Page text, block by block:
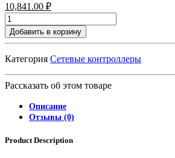
10,841.00 ₽
Добавить в корзину
Категория Сетевые контроллеры
Рассказать об этом товаре
Описание
Отзывы (0)
Product Description